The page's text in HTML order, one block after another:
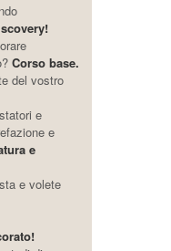
Corso base.
del vostro
e
e
e
e volete